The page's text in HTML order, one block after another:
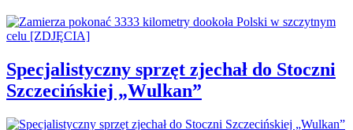
Specjalistyczny sprzęt zjechał do Stoczni
Szczecińskiej „Wulkan”